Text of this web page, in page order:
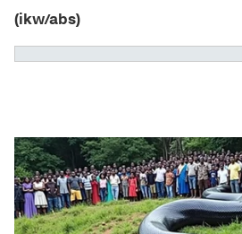
(ikw/abs)